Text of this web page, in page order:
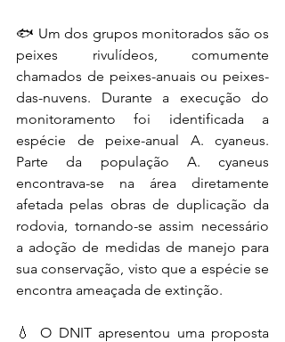
🐟 Um dos grupos monitorados são os
peixes rivulídeos, comumente
chamados de peixes-anuais ou peixes-
das-nuvens. Durante a execução do
monitoramento foi identificada a
espécie de peixe-anual A. cyaneus.
Parte da população A. cyaneus
encontrava-se na área diretamente
afetada pelas obras de duplicação da
rodovia, tornando-se assim necessário
a adoção de medidas de manejo para
sua conservação, visto que a espécie se
encontra ameaçada de extinção.
💧 O DNIT apresentou uma proposta